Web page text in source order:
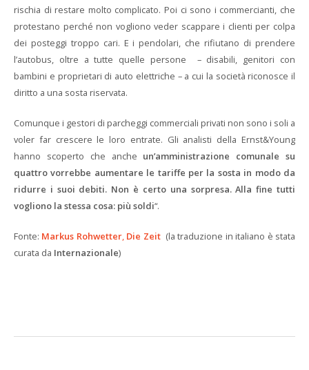
rischia di restare molto complicato. Poi ci sono i commercianti, che
protestano perché non vogliono veder scappare i clienti per colpa
dei posteggi troppo cari. E i pendolari, che rifiutano di prendere
l’autobus, oltre a tutte quelle persone – disabili, genitori con
bambini e proprietari di auto elettriche – a cui la società riconosce il
diritto a una sosta riservata.
Comunque i gestori di parcheggi commerciali privati non sono i soli a
voler far crescere le loro entrate. Gli analisti della Ernst&Young
hanno scoperto che anche un’amministrazione comunale su
quattro vorrebbe aumentare le tariffe per la sosta in modo da
ridurre i suoi debiti. Non è certo una sorpresa. Alla fine tutti
vogliono la stessa cosa: più soldi“.
Fonte: Markus Rohwetter, Die Zeit(la traduzione in italiano è stata
curata da Internazionale)